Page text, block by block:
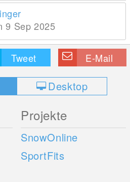
9 Sep 2025
Tweet E-Mail
Desktop
Projekte
SnowOnline
SportFits